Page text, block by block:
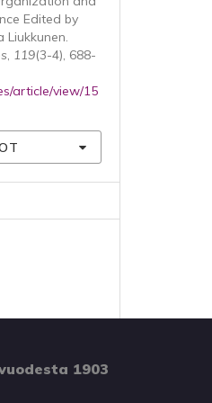
Edited by
Liukkunen.
, 119(3-4), 688-
article/view/15
1903